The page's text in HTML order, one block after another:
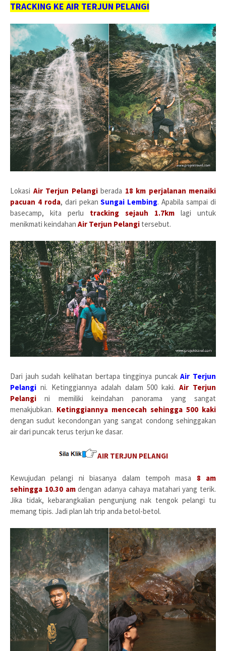
TRACKING KE AIR TERJUN PELANGI
Lokasi Air Terjun Pelangiberada 18 km perjalanan menaiki
pacuan 4 roda, dari pekanSungai Lembing. Apabila sampai di
basecamp, kita perlu tracking sejauh 1.7km lagi untuk
menikmati keindahan Air Terjun Pelangi tersebut.
Dari jauh sudah kelihatan bertapa tingginya puncakAir Terjun
Pelangi ni. Ketinggiannya adalah dalam 500 kaki.Air Terjun
Pelangi ni memiliki keindahan panorama yang sangat
menakjubkan. Ketinggiannya mencecah sehingga 500 kaki
dengan sudut kecondongan yang sangat condong sehinggakan
air dari puncak terus terjun ke dasar.
AIR TERJUN PELANGI
Kewujudan pelangi ni biasanya dalam tempoh masa 8 am
sehingga 10.30 amdengan adanya cahaya matahari yang terik.
Jika tidak, kebarangkalian pengunjung nak tengok pelangi tu
memang tipis. Jadi plan lah trip anda betol-betol.